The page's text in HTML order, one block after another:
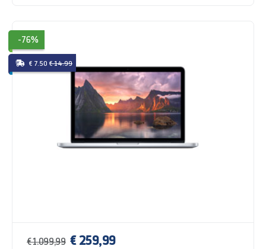
-76%
€ 7.50 € 14.99
€ 1.099,99 € 259,99